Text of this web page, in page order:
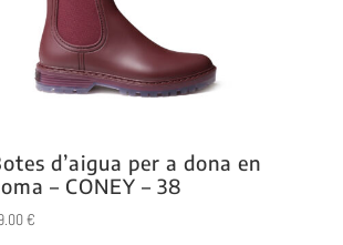
d’aigua per a dona en
– CONEY – 38
€